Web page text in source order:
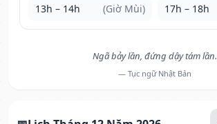
13h – 14h (Giờ Mùi) 17h – 18h
Ngã bảy lần, đứng dậy tám lần.
— Tục ngữ Nhật Bản